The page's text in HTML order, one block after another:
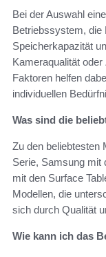
Bei der Auswahl
Betriebssystem, die
Speicherkapazität
Kameraqualität
Faktoren helfen
individuellen
Was sind die
Zu den beliebtesten
Serie, Samsung mit
mit den Surface
Modellen, die
sich durch Qualität
Wie kann ich das